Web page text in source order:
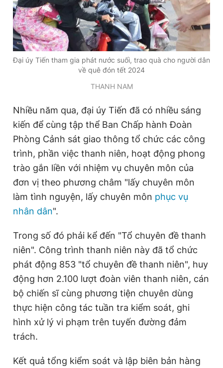
Theo dõi báo trên
Hotline
0906 645 777
Liên hệ quảng cáo
0908 780 404
Quảng cáo RSS Tòa soạn
Tổng biên tập: Nguyễn Ngọc Toàn
Phó tổng biên tập: Lâm Hiếu Dũng
Phó tổng biên tập: Trần Việt Hưng
Tổng thư ký tòa soạn: Đức Trung
Giấy phép xuất bản số 110/GP - BTTTT cấp ngày 24.3.2020
© 2003-2026 Bản quyền thuộc về Báo Thanh Niên. Cấm sao
chép dưới mọi hình thức nếu không có sự chấp thuận bằng văn
bản. Phát triển bởi ePi Technologies, JSC.
Đại úy Tiến tham gia phát nước suối, trao quà cho người dân
về quê đón tết 2024
THANH NAM
Nhiều năm qua, đại úy Tiến đã có nhiều sáng
kiến để cùng tập thể Ban Chấp hành Đoàn
Phòng Cảnh sát giao thông tổ chức các công
trình, phần việc thanh niên, hoạt động phong
trào gắn liền với nhiệm vụ chuyên môn của
đơn vị theo phương châm "lấy chuyên môn
làm tình nguyện, lấy chuyên môn phục vụ
nhân dân".
Trong số đó phải kể đến "Tổ chuyên đề thanh
niên". Công trình thanh niên này đã tổ chức
phát động 853 "tổ chuyên đề thanh niên", huy
động hơn 2.100 lượt đoàn viên thanh niên, cán
bộ chiến sĩ cùng phương tiện chuyên dùng
thực hiện công tác tuần tra kiểm soát, ghi
hình xử lý vi phạm trên tuyến đường đảm
trách.
Kết quả tổng kiểm soát và lập biên bản hàng